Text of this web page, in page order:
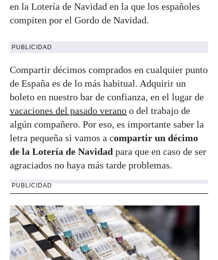
en la Lotería de Navidad en la que los españoles
compiten por el Gordo de Navidad.
PUBLICIDAD
Compartir décimos comprados en cualquier punto
de España es de lo más habitual. Adquirir un
boleto en nuestro bar de confianza, en el lugar de
vacaciones del pasado verano o del trabajo de
algún compañero. Por eso, es importante saber la
letra pequeña si vamos a compartir un décimo
de la Lotería de Navidad para que en caso de ser
agraciados no haya más tarde problemas.
PUBLICIDAD